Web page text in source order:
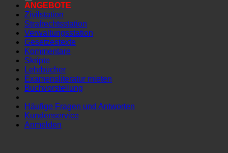
ANGEBOTE
Zivilstation
Strafrechtsstation
Verwaltungsstation
Gesetzestexte
Kommentare
Skripte
Lehrbücher
Examensliteratur mieten
Buchvorstellung
Häufige Fragen und Antworten
Kundenservice
Anmelden